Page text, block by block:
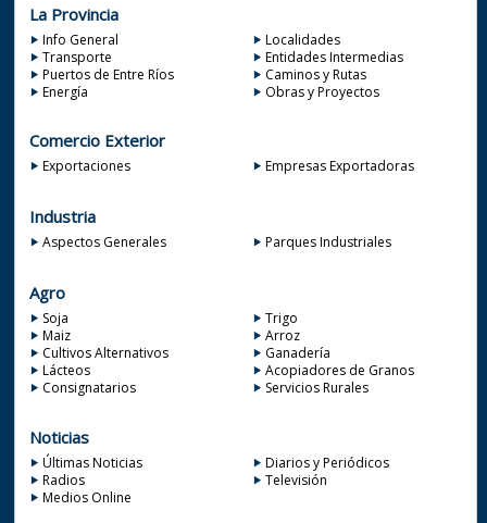
La Provincia
Info General
Localidades
Transporte
Entidades Intermedias
Puertos de Entre Ríos
Caminos y Rutas
Energía
Obras y Proyectos
Comercio Exterior
Exportaciones Empresas Exportadoras
Industria
Aspectos Generales Parques Industriales
Agro
Soja
Trigo
Maiz
Arroz
Cultivos Alternativos
Ganadería
Lácteos
Acopiadores de Granos
Consignatarios
Servicios Rurales
Noticias
Últimas Noticias
Diarios y Periódicos
Radios
Televisión
Medios Online